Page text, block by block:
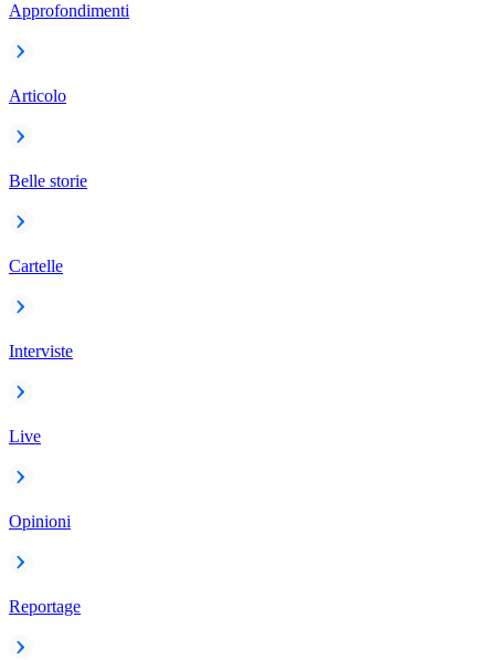
Approfondimenti
Articolo
Belle storie
Cartelle
Interviste
Live
Opinioni
Reportage